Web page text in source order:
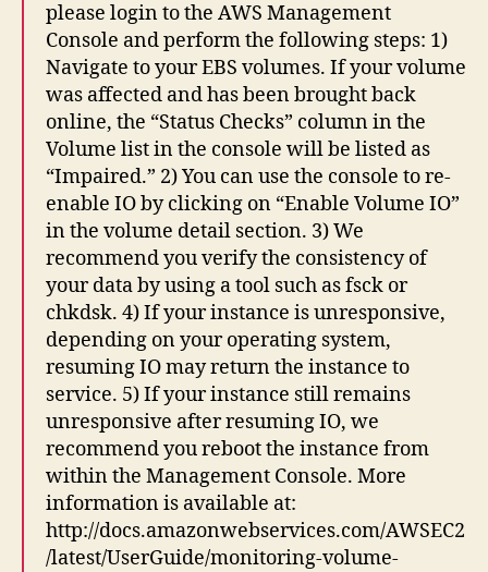
please login to the AWS Management
Console and perform the following steps: 1)
Navigate to your EBS volumes. If your volume
was affected and has been brought back
online, the “Status Checks” column in the
Volume list in the console will be listed as
“Impaired.” 2) You can use the console to re-
enable IO by clicking on “Enable Volume IO”
in the volume detail section. 3) We
recommend you verify the consistency of
your data by using a tool such as fsck or
chkdsk. 4) If your instance is unresponsive,
depending on your operating system,
resuming IO may return the instance to
service. 5) If your instance still remains
unresponsive after resuming IO, we
recommend you reboot the instance from
within the Management Console. More
information is available at:
http://docs.amazonwebservices.com/AWSEC2
/latest/UserGuide/monitoring-volume-